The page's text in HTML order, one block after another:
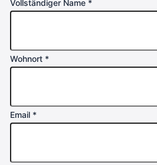
Vollständiger Name *
Wohnort *
Email *